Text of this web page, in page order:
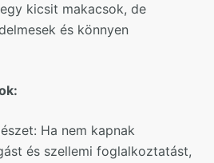
kicsit makacsok, de
és könnyen
Ha nem kapnak
és szellemi foglalkoztatást,